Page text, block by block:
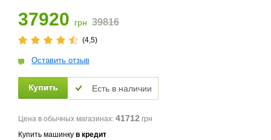
37920 грн 39816
(4,5)
Оставить отзыв
Есть в наличии
Цена в обычных магазинах: 41712 грн
Купить машинку в кредит